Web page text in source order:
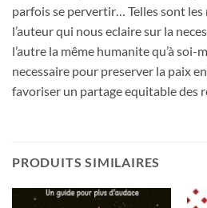
parfois se pervertir… Telles sont
l’auteur qui nous eclaire sur la
l’autre la même humanite qu’à soi-
necessaire pour preserver la paix
favoriser un partage equitable des
PRODUITS SIMILAIRES